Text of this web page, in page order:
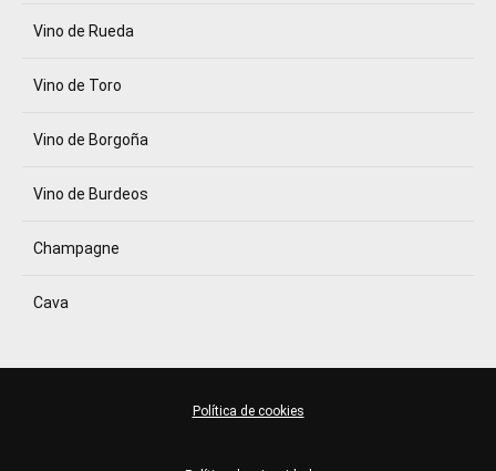
Vino de Rueda
Vino de Toro
Vino de Borgoña
Vino de Burdeos
Champagne
Cava
Política de cookies